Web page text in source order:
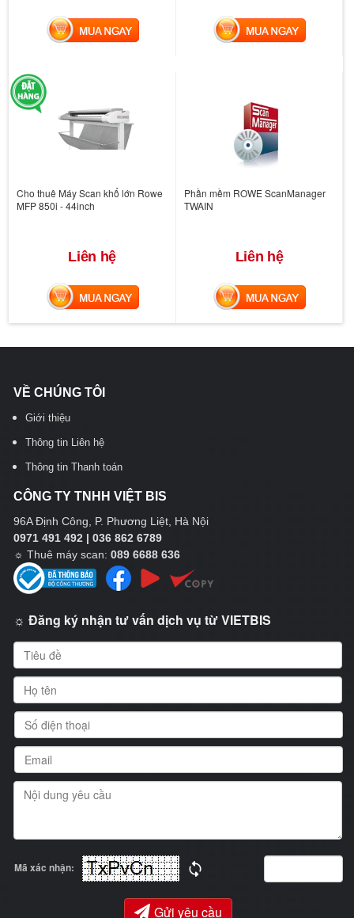
MUA NGAY MUA NGAY
Cho thuê Máy Scan khổ lớn Rowe
MFP 850i - 44inch
Liên hệ
MUA NGAY
Phần mềm ROWE ScanManager
TWAIN
Liên hệ
MUA NGAY
VỀ CHÚNG TÔI
Giới thiệu
Thông tin Liên hệ
Thông tin Thanh toán
CÔNG TY TNHH VIỆT BIS
96A Định Công, P. Phương Liệt, Hà Nội
0971 491 492 | 036 862 6789
☼ Thuê máy scan: 089 6688 636
☼ Đăng ký nhận tư vấn dịch vụ từ VIETBIS
Mã xác nhận:
Gửi yêu cầu